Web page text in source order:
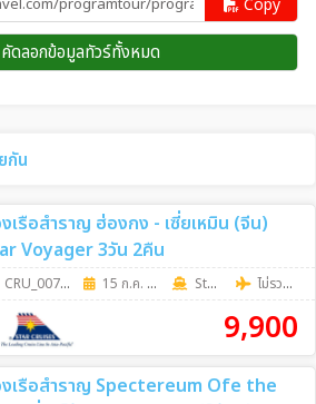
-
3,900
-
-
มี.ค. 70 - 30 มี.ค. 70
Copy
ดลอกข้อมูลทัวร์ทั้งหมด
กัน
เรือสำราญ ฮ่องกง - เซี่ยเหมิน (จีน)
Voyager 3วัน 2คืน
CRU_0074 3วัน 2คืน
15 ก.ค. 69 - 19 ส.ค. 69 Star Cruises ไม่รวมตั๋วเครื่องบิน
9,900
เรือสำราญ Spectereum Ofe the